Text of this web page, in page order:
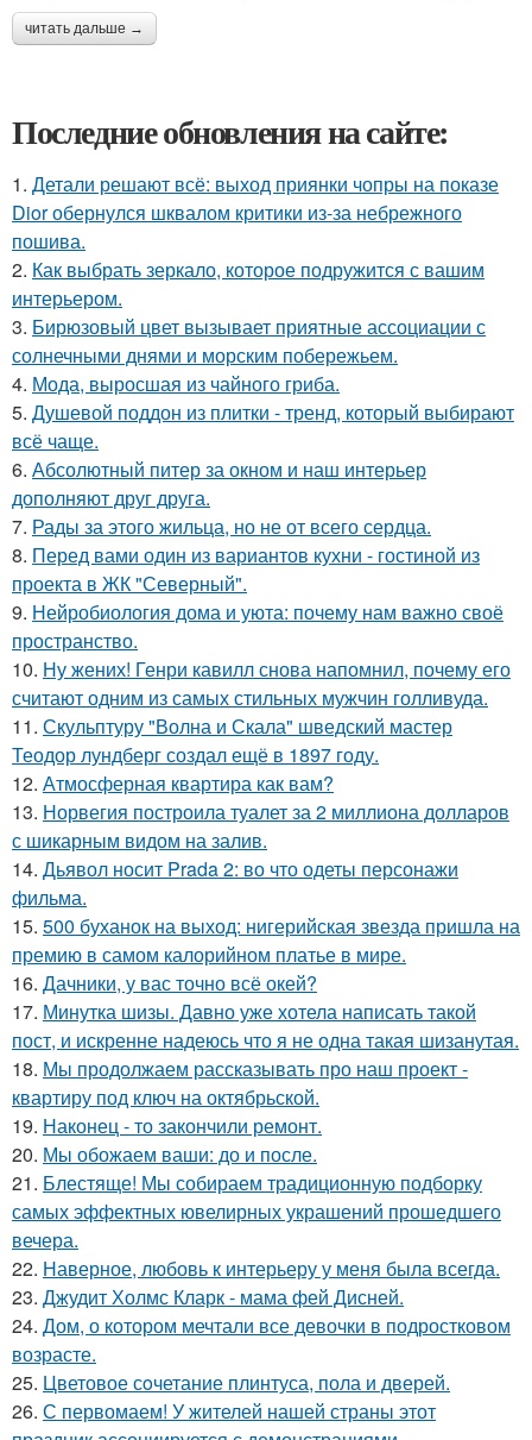
читать дальше →
Последние обновления на сайте:
1. Детали решают всё: выход приянки чопры на показе
Dior обернулся шквалом критики из-за небрежного
пошива.
2. Как выбрать зеркало, которое подружится с вашим
интерьером.
3. Бирюзовый цвет вызывает приятные ассоциации с
солнечными днями и морским побережьем.
4. Мода, выросшая из чайного гриба.
5. Душевой поддон из плитки - тренд, который выбирают
всё чаще.
6. Абсолютный питер за окном и наш интерьер
дополняют друг друга.
7. Рады за этого жильца, но не от всего сердца.
8. Перед вами один из вариантов кухни - гостиной из
проекта в ЖК "Северный".
9. Нейробиология дома и уюта: почему нам важно своё
пространство.
10. Ну жених! Генри кавилл снова напомнил, почему его
считают одним из самых стильных мужчин голливуда.
11. Скульптуру "Волна и Скала" шведский мастер
Теодор лундберг создал ещё в 1897 году.
12. Атмосферная квартира как вам?
13. Норвегия построила туалет за 2 миллиона долларов
с шикарным видом на залив.
14. Дьявол носит Prada 2: во что одеты персонажи
фильма.
15. 500 буханок на выход: нигерийская звезда пришла на
премию в самом калорийном платье в мире.
16. Дачники, у вас точно всё окей?
17. Минутка шизы. Давно уже хотела написать такой
пост, и искренне надеюсь что я не одна такая шизанутая.
18. Мы продолжаем рассказывать про наш проект -
квартиру под ключ на октябрьской.
19. Наконец - то закончили ремонт.
20. Мы обожаем ваши: до и после.
21. Блестяще! Мы собираем традиционную подборку
самых эффектных ювелирных украшений прошедшего
вечера.
22. Наверное, любовь к интерьеру у меня была всегда.
23. Джудит Холмс Кларк - мама фей Дисней.
24. Дом, о котором мечтали все девочки в подростковом
возрасте.
25. Цветовое сoчетание плинтуса, пола и дверей.
26. С первомаем! У жителей нашей страны этот